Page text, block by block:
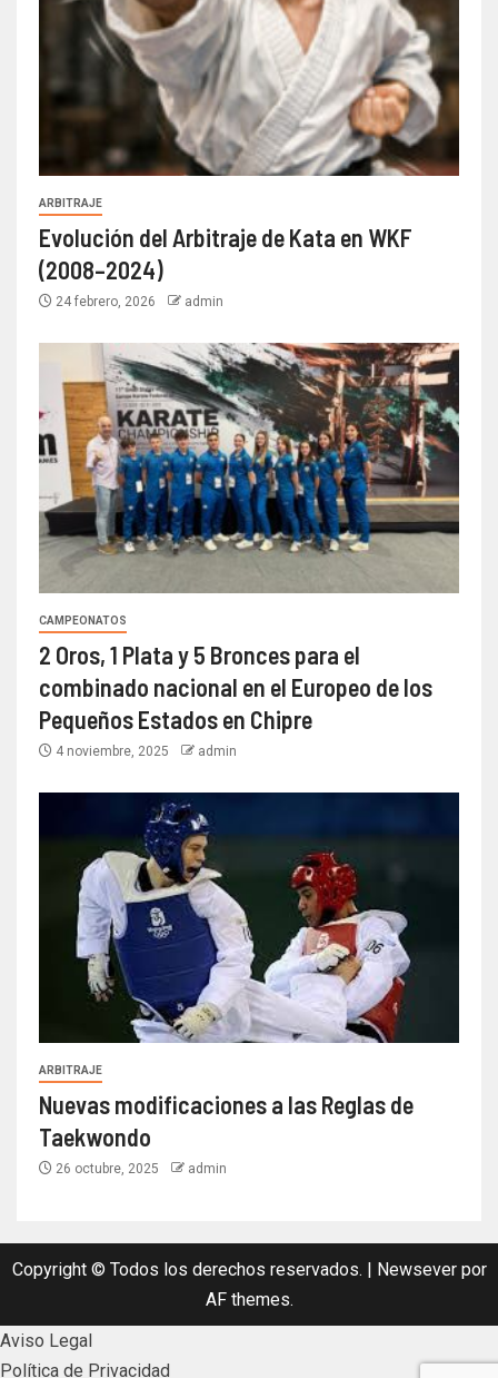
ARBITRAJE
Evolución del Arbitraje de Kata en WKF
(2008–2024)
24 febrero, 2026 admin
CAMPEONATOS
2 Oros, 1 Plata y 5 Bronces para el
combinado nacional en el Europeo de los
Pequeños Estados en Chipre
4 noviembre, 2025 admin
ARBITRAJE
Nuevas modificaciones a las Reglas de
Taekwondo
26 octubre, 2025 admin
Copyright © Todos los derechos reservados. | Newseverpor
AF themes.
Aviso Legal
Política de Privacidad